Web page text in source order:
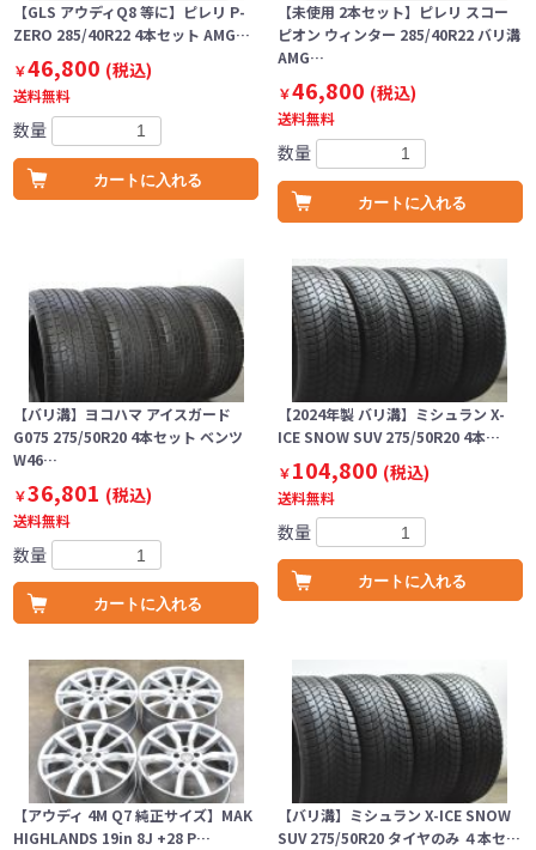
【GLS アウディQ8 等に】ピレリ P-
ZERO 285/40R22 4本セット AMG…
￥46,800 (税込)
送料無料
数量
カートに入れる
【未使用 2本セット】ピレリ スコー
ピオン ウィンター 285/40R22 バリ溝
AMG…
￥46,800 (税込)
送料無料
数量
カートに入れる
【バリ溝】ヨコハマ アイスガード
G075 275/50R20 4本セット ベンツ
W46…
￥36,801 (税込)
送料無料
数量
カートに入れる
【2024年製 バリ溝】ミシュラン X-
ICE SNOW SUV 275/50R20 4本…
￥104,800 (税込)
送料無料
数量
カートに入れる
【アウディ 4M Q7 純正サイズ】MAK
HIGHLANDS 19in 8J +28 P…
【バリ溝】ミシュラン X-ICE SNOW
SUV 275/50R20 タイヤのみ ４本セ…